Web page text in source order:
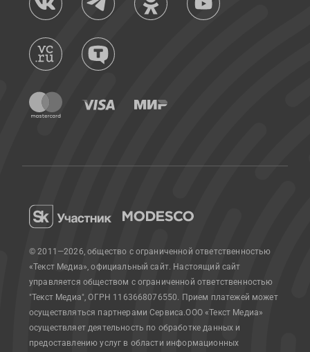
© 2011—2026, общество с ограниченной ответственностью
«Текст Медиа», официальный сайт. Настоящий сайт
управляется обществом с ограниченной ответственностью
"Текст Медиа", ОГРН 1163668076550. Прием платежей может
осуществляться партнерами Сервиса.ООО «Текст Медиа»
осуществляет деятельность по обработке данных и
предоставлению услуг в области информационных